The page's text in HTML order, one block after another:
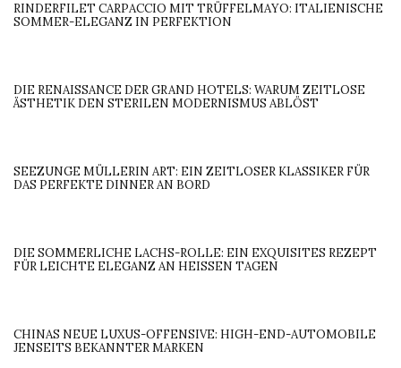
RINDERFILET CARPACCIO MIT TRÜFFELMAYO: ITALIENISCHE
SOMMER-ELEGANZ IN PERFEKTION
DIE RENAISSANCE DER GRAND HOTELS: WARUM ZEITLOSE
ÄSTHETIK DEN STERILEN MODERNISMUS ABLÖST
SEEZUNGE MÜLLERIN ART: EIN ZEITLOSER KLASSIKER FÜR
DAS PERFEKTE DINNER AN BORD
DIE SOMMERLICHE LACHS-ROLLE: EIN EXQUISITES REZEPT
FÜR LEICHTE ELEGANZ AN HEISSEN TAGEN
CHINAS NEUE LUXUS-OFFENSIVE: HIGH-END-AUTOMOBILE
JENSEITS BEKANNTER MARKEN